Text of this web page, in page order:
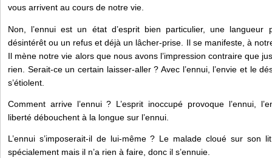
vous arrivent au cours de notre vie.
Non, l’ennui est un état d’esprit bien particulier, une langueur
désintérêt ou un refus et déjà un lâcher-prise. Il se manifeste, à
Il mène notre vie alors que nous avons l’impression contraire que
rien. Serait-ce un certain laisser-aller ? Avec l’ennui, l’envie et le
s’étiolent.
Comment arrive l’ennui ? L’esprit inoccupé provoque l’ennui,
liberté débouchent à la longue sur l’ennui.
L’ennui s’imposerait-il de lui-même ? Le malade cloué sur son
spécialement mais il n’a rien à faire, donc il s’ennuie.